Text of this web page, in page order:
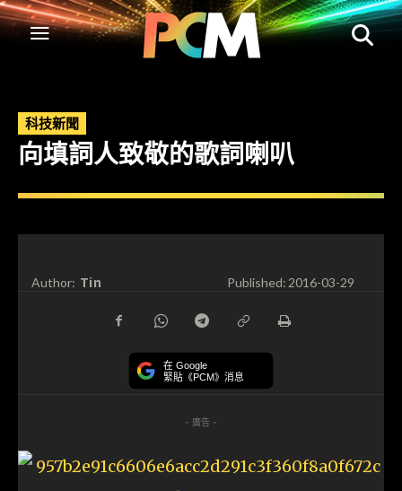
科技新聞
向填詞人致敬的歌詞喇叭
Author: Tin Published:2016-03-29
在 Google
緊貼《PCM》消息
- 廣告 -